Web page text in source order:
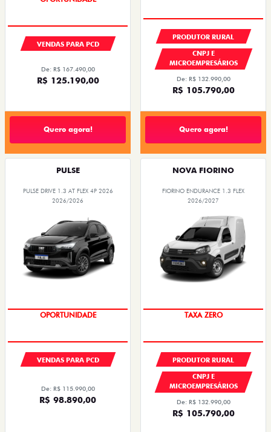
VENDAS PARA PCD
De: R$ 167.490,00
R$ 125.190,00
Quero agora!
PRODUTOR RURAL
CNPJ E
MICROEMPRESÁRIOS
De: R$ 132.990,00
R$ 105.790,00
Quero agora!
PULSE
PULSE DRIVE 1.3 AT FLEX 4P 2026
2026/2026
OPORTUNIDADE
VENDAS PARA PCD
De: R$ 115.990,00
R$ 98.890,00
NOVA FIORINO
FIORINO ENDURANCE 1.3 FLEX
2026/2027
TAXA ZERO
PRODUTOR RURAL
CNPJ E
MICROEMPRESÁRIOS
De: R$ 132.990,00
R$ 105.790,00